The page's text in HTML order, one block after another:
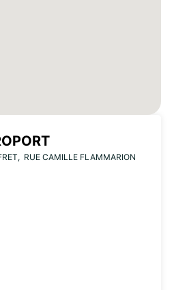
RUE CAMILLE FLAMMARION